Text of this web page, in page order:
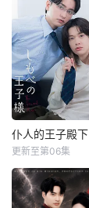
仆人的王子殿下
更新至第06集